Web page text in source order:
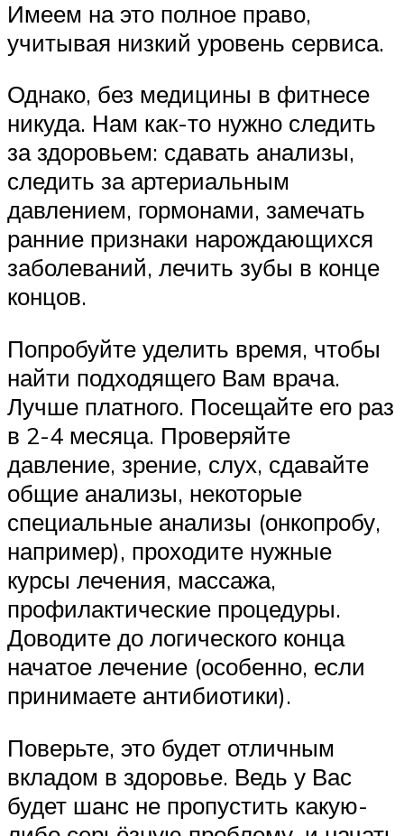
Имеем на это полное право,
учитывая низкий уровень сервиса.
Однако, без медицины в фитнесе
никуда. Нам как-то нужно следить
за здоровьем: сдавать анализы,
следить за артериальным
давлением, гормонами, замечать
ранние признаки нарождающихся
заболеваний, лечить зубы в конце
концов.
Попробуйте уделить время, чтобы
найти подходящего Вам врача.
Лучше платного. Посещайте его раз
в 2-4 месяца. Проверяйте
давление, зрение, слух, сдавайте
общие анализы, некоторые
специальные анализы (онкопробу,
например), проходите нужные
курсы лечения, массажа,
профилактические процедуры.
Доводите до логического конца
начатое лечение (особенно, если
принимаете антибиотики).
Поверьте, это будет отличным
вкладом в здоровье. Ведь у Вас
будет шанс не пропустить какую-